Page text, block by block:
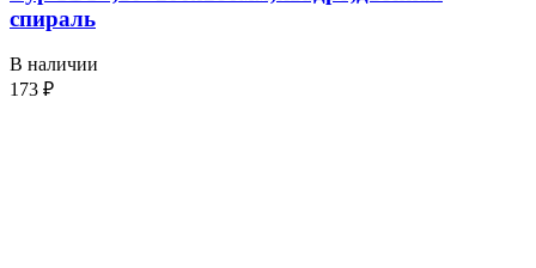
спираль
В наличии
173 ₽